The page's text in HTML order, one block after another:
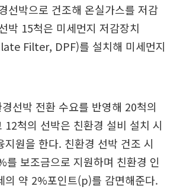
선박으로 건조해 온실가스를 저감
박 15척은 미세먼지 저감장치
Filter, DPF)를 설치해 미세먼지
선박 전환 수요를 반영해 20척의
12척의 선박은 친환경 설비 설치 시
지원을 한다. 친환경 선박 건조 시
를 보조금으로 지원하며 친환경 인
의 약 2%포인트(p)를 감면해준다.